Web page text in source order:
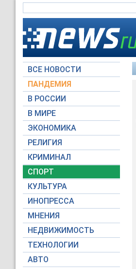
ВСЕ НОВОСТИ
ПАНДЕМИЯ
В РОССИИ
В МИРЕ
ЭКОНОМИКА
РЕЛИГИЯ
КРИМИНАЛ
СПОРТ
КУЛЬТУРА
ИНОПРЕССА
МНЕНИЯ
НЕДВИЖИМОСТЬ
ТЕХНОЛОГИИ
АВТО